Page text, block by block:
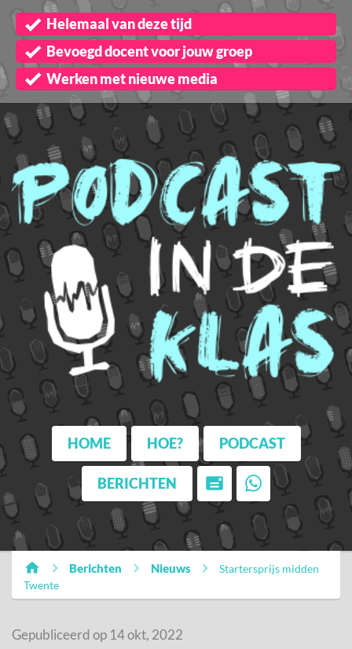
Helemaal van deze tijd
Bevoegd docent voor jouw groep
Werken met nieuwe media
HOME HOE? PODCAST
BERICHTEN
Berichten Nieuws
Startersprijs midden
Twente
Gepubliceerd op 14 okt, 2022